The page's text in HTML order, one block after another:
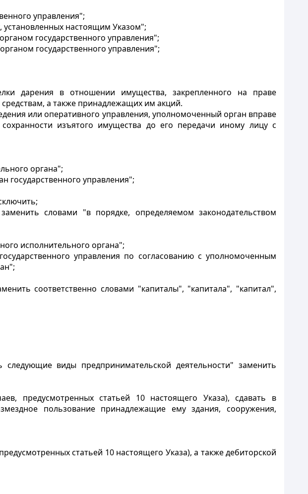
управления";
установленных настоящим Указом";
государственного управления";
государственного управления";
дарения в отношении имущества, закрепленного на праве
а также принадлежащих им акций.
или оперативного управления, уполномоченный орган вправе
изъятого имущества до его передачи иному лицу с
органа";
государственного управления";
словами "в порядке, определяемом законодательством
исполнительного органа";
управления по согласованию с уполномоченным
соответственно словами "капиталы", "капитала", "капитал",
виды предпринимательской деятельности" заменить
предусмотренных статьей 10 настоящего Указа), сдавать в
пользование принадлежащие ему здания, сооружения,
статьей 10 настоящего Указа), а также дебиторской